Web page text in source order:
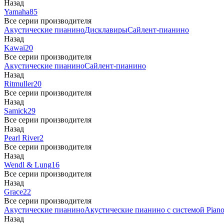
Назад
Yamaha85
Все серии производителя
Акустические пианиноДисклавирыСайлент-пианино
Назад
Kawai20
Все серии производителя
Акустические пианиноСайлент-пианино
Назад
Ritmuller20
Все серии производителя
Назад
Samick29
Все серии производителя
Назад
Pearl River2
Все серии производителя
Назад
Wendl & Lung16
Все серии производителя
Назад
Grace22
Все серии производителя
Акустические пианиноАкустические пианино с системой
Назад